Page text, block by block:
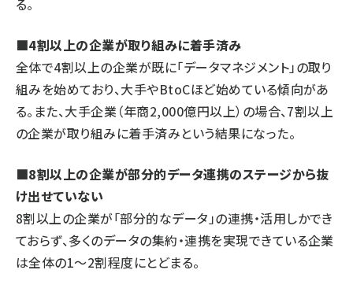
る。
■4割以上の企業が取り組みに着手済み
全体で4割以上の企業が既に「データマネジメント」の取り
組みを始めており、大手やBtoCほど始めている傾向があ
る。また、大手企業（年商2,000億円以上）の場合、7割以上
の企業が取り組みに着手済みという結果になった。
■8割以上の企業が部分的データ連携のステージから抜
け出せていない
8割以上の企業が「部分的なデータ」の連携・活用しかでき
ておらず、多くのデータの集約・連携を実現できている企業
は全体の1～2割程度にとどまる。